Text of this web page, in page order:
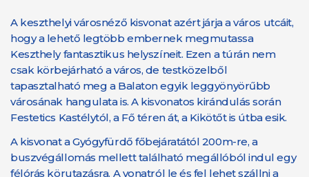
A keszthelyi városnéző kisvonat azért járja a város utcáit,
hogy a lehető legtöbb embernek megmutassa
Keszthely fantasztikus helyszíneit. Ezen a túrán nem
csak körbejárható a város, de testközelből
tapasztalható meg a Balaton egyik leggyönyörűbb
városának hangulata is. A kisvonatos kirándulás során
Festetics Kastélytól, a Fő téren át, a Kikötőt is útba esik.
A kisvonat a Gyógyfürdő főbejáratától 200m-re, a
buszvégállomás mellett található megállóból indul egy
félórás körutazásra. A vonatról le és fel lehet szállni a